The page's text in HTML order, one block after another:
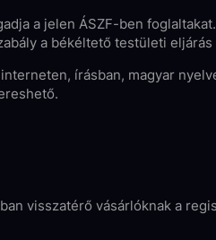
a jelen ÁSZF-ben
a békéltető testületi
írásban, magyar
visszatérő vásárlóknak a